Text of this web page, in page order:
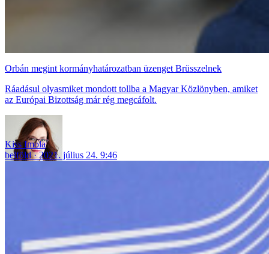
Orbán megint kormányhatározatban üzenget Brüsszelnek
Ráadásul olyasmiket mondott tollba a Magyar Közlönyben, amiket
az Európai Bizottság már rég megcáfolt.
Kiss Imola
belföld
2021. július 24. 9:46